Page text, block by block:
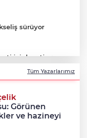
sürüyor
içi denetim:
olmayanlar da
nabzını
Tüm Yazarlarımız
Görünen
ve hazineyi